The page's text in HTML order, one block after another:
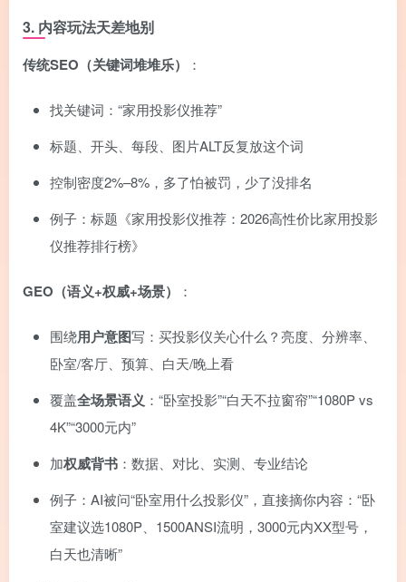
3. 内容玩法天差地别
传统SEO（关键词堆堆乐） ：
找关键词：“家用投影仪推荐”
标题、开头、每段、图片ALT反复放这个词
控制密度2%–8%，多了怕被罚，少了没排名
例子：标题《家用投影仪推荐：2026高性价比家用投影
仪推荐排行榜》
GEO（语义+权威+场景） ：
围绕用户意图写：买投影仪关心什么？亮度、分辨率、
卧室/客厅、预算、白天/晚上看
覆盖全场景语义 ：“卧室投影”“白天不拉窗帘”“1080P vs
4K”“3000元内”
加权威背书 ：数据、对比、实测、专业结论
例子：AI被问“卧室用什么投影仪”，直接摘你内容：“卧
室建议选1080P、1500ANSI流明，3000元内XX型号，
白天也清晰”